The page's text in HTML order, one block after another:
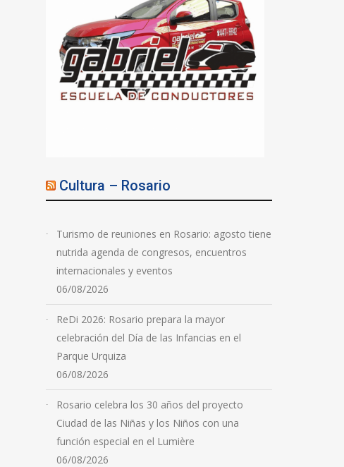
Cultura – Rosario
Turismo de reuniones en Rosario: agosto tiene
nutrida agenda de congresos, encuentros
internacionales y eventos
06/08/2026
ReDi 2026: Rosario prepara la mayor
celebración del Día de las Infancias en el
Parque Urquiza
06/08/2026
Rosario celebra los 30 años del proyecto
Ciudad de las Niñas y los Niños con una
función especial en el Lumière
06/08/2026